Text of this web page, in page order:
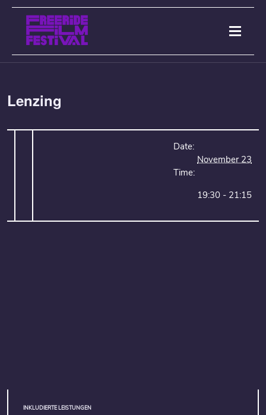
Lenzing
Date:
November 23
Time:
19:30 - 21:15
INKLUDIERTE LEISTUNGEN